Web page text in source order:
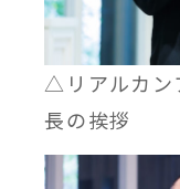
△リアルカン
長の挨拶